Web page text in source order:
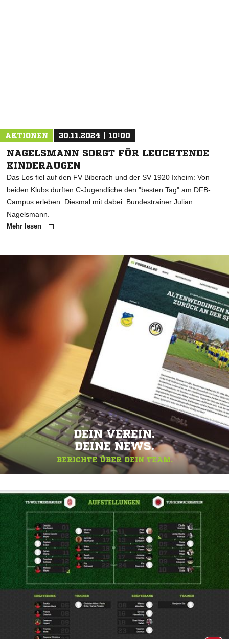
AKTIONEN 30.11.2024 | 10:00
NAGELSMANN SORGT FÜR LEUCHTENDE
KINDERAUGEN
Das Los fiel auf den FV Biberach und der SV 1920 Ixheim: Von
beiden Klubs durften C-Jugendliche den "besten Tag" am DFB-
Campus erleben. Diesmal mit dabei: Bundestrainer Julian
Nagelsmann.
Mehr lesen
DEIN VEREIN.
DEINE NEWS.
BERICHTE ÜBER DEIN TEAM.